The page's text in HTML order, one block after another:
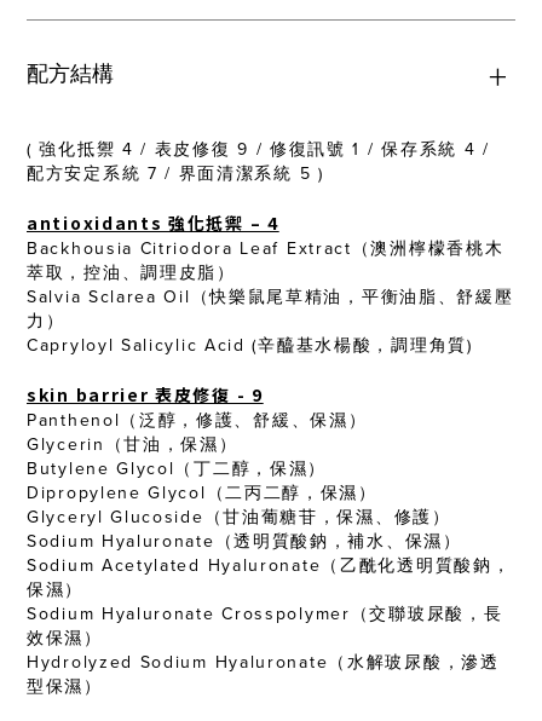
配方結構
( 強化抵禦 4 / 表皮修復 9 / 修復訊號 1 / 保存系統 4 /
配方安定系統 7 / 界面清潔系統 5 )
antioxidants 強化抵禦 – 4
Backhousia Citriodora Leaf Extract（澳洲檸檬香桃木
萃取，控油、調理皮脂）
Salvia Sclarea Oil（快樂鼠尾草精油，平衡油脂、舒緩壓
力）
Capryloyl Salicylic Acid (辛醯基水楊酸，調理角質)
skin barrier 表皮修復 - 9
Panthenol（泛醇，修護、舒緩、保濕）
Glycerin（甘油，保濕）
Butylene Glycol（丁二醇，保濕）
Dipropylene Glycol（二丙二醇，保濕）
Glyceryl Glucoside（甘油葡糖苷，保濕、修護）
Sodium Hyaluronate（透明質酸鈉，補水、保濕）
Sodium Acetylated Hyaluronate（乙酰化透明質酸鈉，
保濕）
Sodium Hyaluronate Crosspolymer（交聯玻尿酸，長
效保濕）
Hydrolyzed Sodium Hyaluronate（水解玻尿酸，滲透
型保濕）